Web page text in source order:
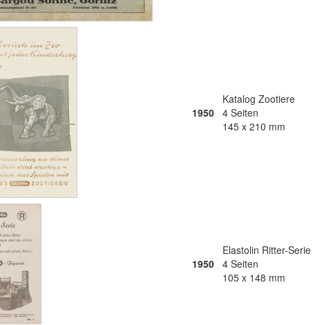
1950
Katalog Zootiere
4 Seiten
145 x 210 mm
1950
Elastolin Ritter-Serie
4 Seiten
105 x 148 mm